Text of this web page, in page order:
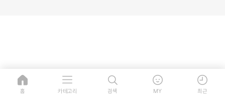
홈 카테고리 검색 MY 최근